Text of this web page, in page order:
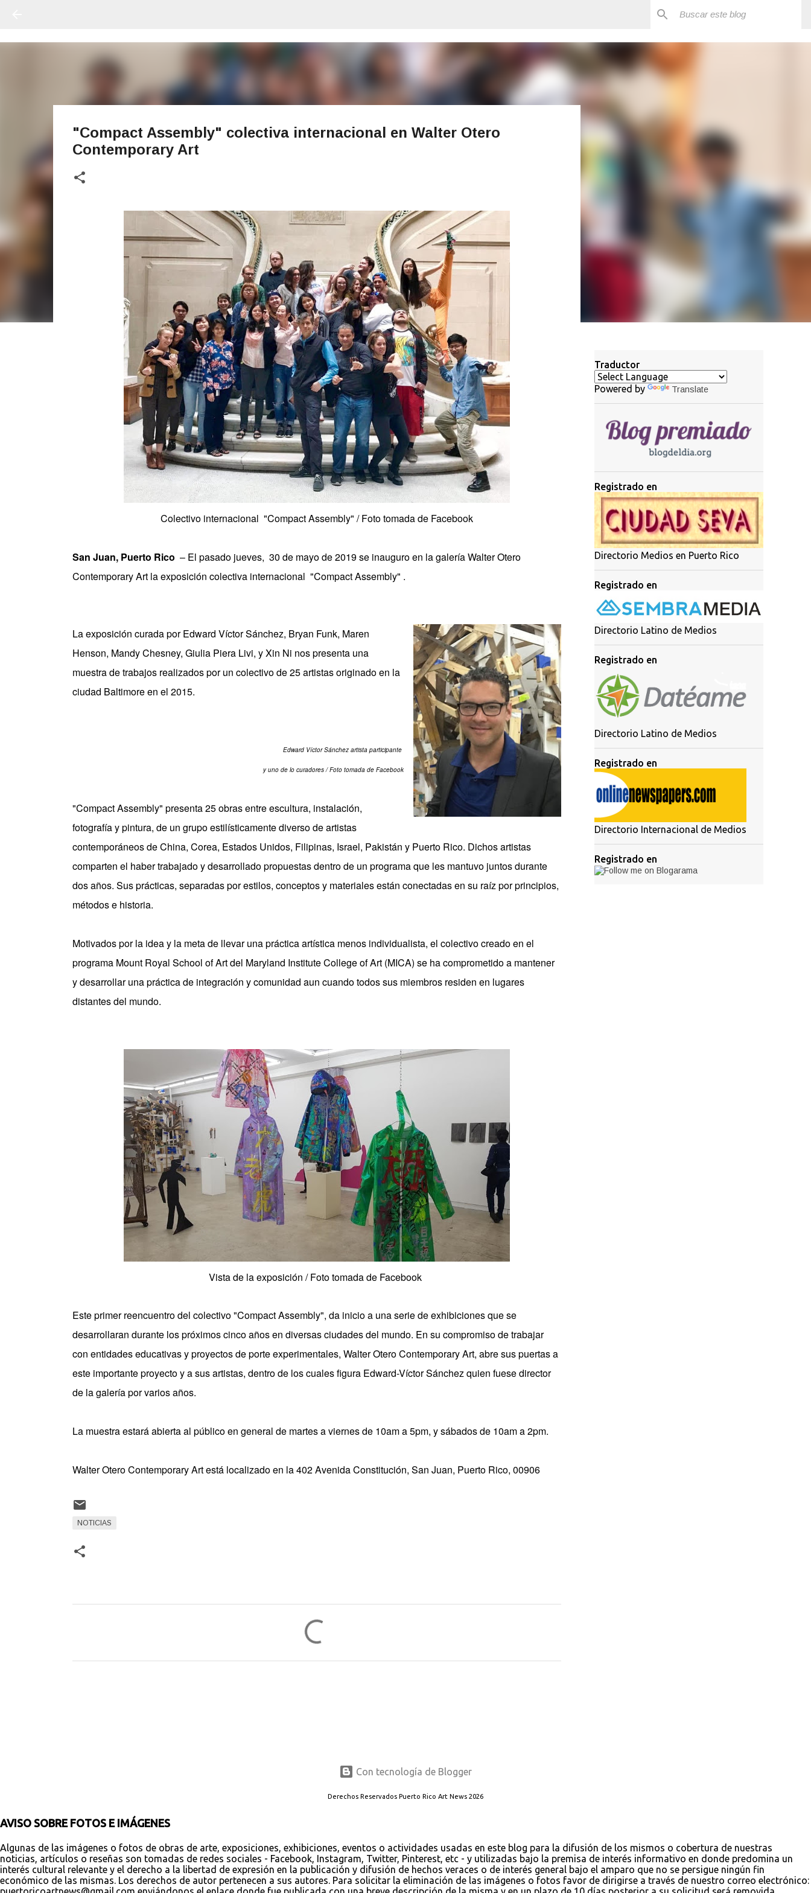
"Compact Assembly" colectiva internacional en Walter Otero
Contemporary Art
Colectivo internacional "Compact Assembly" / Foto tomada de Facebook
San Juan, Puerto Rico – El pasado jueves, 30 de mayo de 2019 se inauguroen la galería Walter Otero
Contemporary Art la exposición colectiva internacional "Compact Assembly" .
La exposición curada por Edward Víctor Sánchez, Bryan Funk, Maren
Henson, Mandy Chesney, Giulia Piera Livi, y Xin Ni nos presenta una
muestra de trabajos realizados por un colectivo de 25 artistas originado en la
ciudad Baltimore en el 2015.
Edward Víctor Sánchez artista participante
y uno de lo curadores / Foto tomada de Facebook
"Compact Assembly" presenta 25 obras entre escultura, instalación,
fotografía y pintura, de un grupo estilísticamente diverso de artistas
contemporáneos de China, Corea, Estados Unidos, Filipinas, Israel, Pakistán y Puerto Rico. Dichos artistas
comparten el haber trabajado y desarrollado propuestas dentro de un programa que les mantuvo juntos durante
dos años. Sus prácticas, separadas por estilos, conceptos y materiales están conectadas en su raíz por principios,
métodos e historia.
Motivados por la idea y la meta de llevar una práctica artística menos individualista, el colectivo creado en el
programa Mount Royal School of Art del Maryland Institute College of Art (MICA) se ha comprometido a mantener
y desarrollar una práctica de integración y comunidad aun cuando todos sus miembros residen en lugares
distantes del mundo.
Vista de la exposición / Foto tomada de Facebook
Este primer reencuentro del colectivo "Compact Assembly", da inicio a una serie de exhibiciones que se
desarrollaran durante los próximos cinco años en diversas ciudades del mundo. En su compromiso de trabajar
con entidades educativas y proyectos de porte experimentales, Walter Otero Contemporary Art, abre sus puertas a
este importante proyecto y a sus artistas, dentro de los cuales figura Edward-Víctor Sánchez quien fuese director
de la galería por varios años.
La muestra estará abierta al público en general de martes a viernes de 10am a 5pm, y sábados de 10am a 2pm.
Walter Otero Contemporary Art está localizado en la 402 Avenida Constitución, San Juan, Puerto Rico, 00906
NOTICIAS
Traductor
Powered by Translate
Registrado en
Directorio Medios en Puerto Rico
Registrado en
Directorio Latino de Medios
Registrado en
Directorio Latino de Medios
Registrado en
Directorio Internacional de Medios
Registrado en
Con tecnología de Blogger
Derechos Reservados Puerto Rico Art News 2026
AVISO SOBRE FOTOS E IMÁGENES
Algunas de las imágenes o fotos de obras de arte, exposiciones, exhibiciones, eventos o actividades usadas en este blog para la difusión de los mismos o cobertura de nuestras
noticias, artículos o reseñas son tomadas de redes sociales - Facebook, Instagram, Twitter, Pinterest, etc - y utilizadas bajo la premisa de interés informativo en donde predomina un
interés cultural relevante y el derecho a la libertad de expresión en la publicación y difusión de hechos veraces o de interés general bajo el amparo que no se persigue ningún fin
económico de las mismas. Los derechos de autor pertenecen a sus autores. Para solicitar la eliminación de las imágenes o fotos favor de dirigirse a través de nuestro correo electrónico: